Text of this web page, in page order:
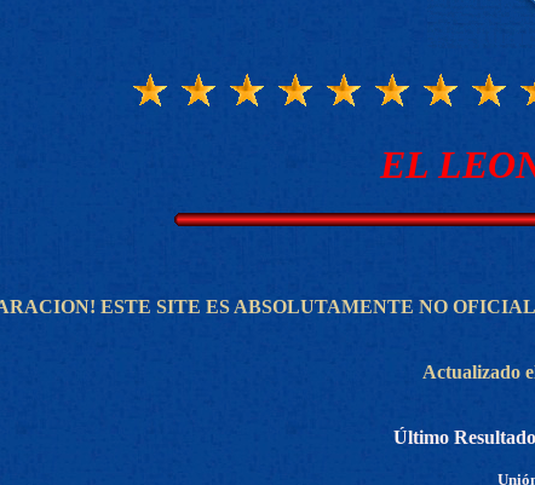
EL
ESTE SITE ES ABSOLUTAMENTE NO
Actualizado
Último